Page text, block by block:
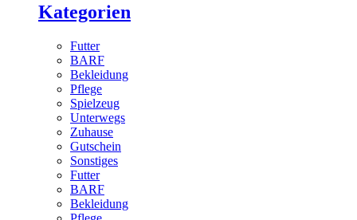
Kategorien
Futter
BARF
Bekleidung
Pflege
Spielzeug
Unterwegs
Zuhause
Gutschein
Sonstiges
Futter
BARF
Bekleidung